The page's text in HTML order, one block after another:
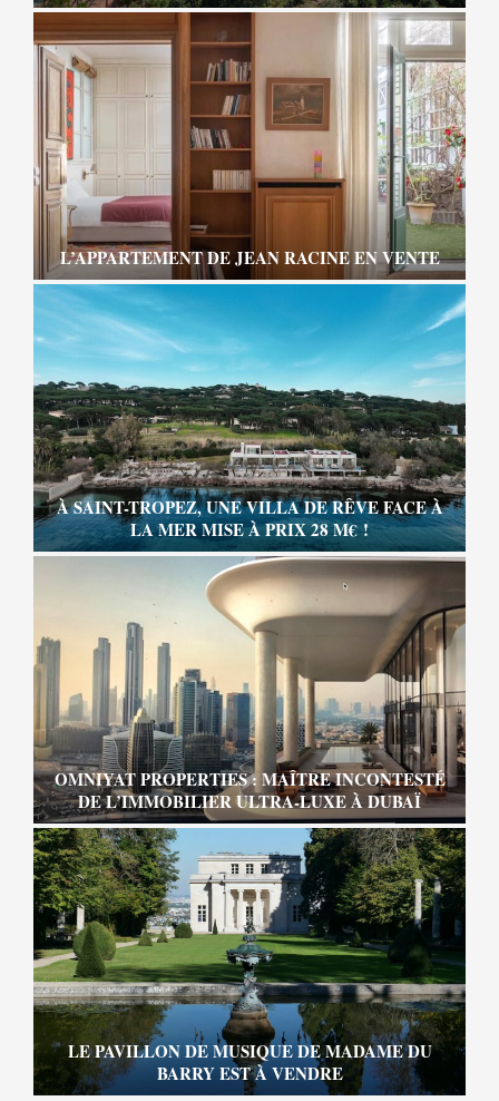
L’APPARTEMENT DE JEAN RACINE EN VENTE
À SAINT-TROPEZ, UNE VILLA DE RÊVE FACE À
LA MER MISE À PRIX 28 M€ !
OMNIYAT PROPERTIES : MAÎTRE INCONTESTÉ
DE L’IMMOBILIER ULTRA-LUXE À DUBAÏ
LE PAVILLON DE MUSIQUE DE MADAME DU
BARRY EST À VENDRE